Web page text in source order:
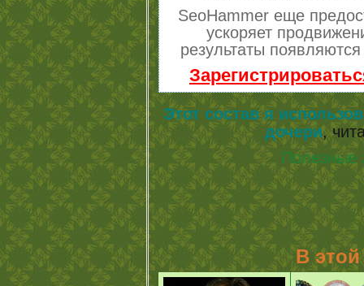
SeoHammer еще
ускоряет
результаты
Этот состав я
дочери,
Полезные
В